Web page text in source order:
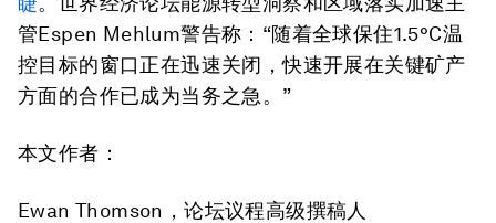
管Espen Mehlum警告称：“随着全球保住1.5°C温
控目标的窗口正在迅速关闭，快速开展在关键矿产
方面的合作已成为当务之急。”
本文作者：
Ewan Thomson，论坛议程高级撰稿人